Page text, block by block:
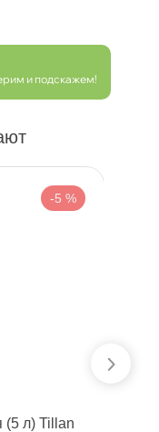
и подскажем!
-5 %
л) Tillan